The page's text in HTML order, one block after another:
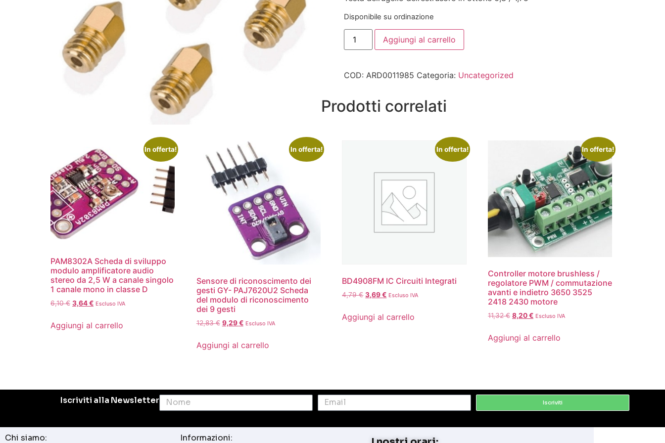
Disponibile su ordinazione
Aggiungi al carrello
COD: ARD0011985 Categoria: Uncategorized
Prodotti correlati
In offerta!
PAM8302A Scheda di sviluppo
modulo amplificatore audio
stereo da 2,5 W a canale singolo
1 canale mono in classe D
6,10€ 3,64€ Escluso IVA
Aggiungi al carrello
In offerta!
Sensore di riconoscimento dei
gesti GY- PAJ7620U2 Scheda
del modulo di riconoscimento
dei 9 gesti
12,83€ 9,29€ Escluso IVA
Aggiungi al carrello
In offerta!
BD4908FM IC Circuiti Integrati
4,79€ 3,69€ Escluso IVA
Aggiungi al carrello
In offerta!
Controller motore brushless /
regolatore PWM / commutazione
avanti e indietro 3650 3525
2418 2430 motore
11,32€ 8,20€ Escluso IVA
Aggiungi al carrello
Iscriviti alla Newsletter Iscriviti
Chi siamo: Informazioni: